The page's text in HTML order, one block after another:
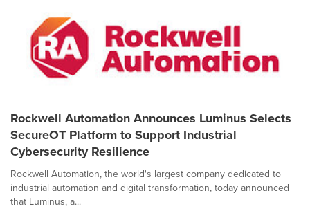
Rockwell Automation Announces Luminus Selects
SecureOT Platform to Support Industrial
Cybersecurity Resilience
Rockwell Automation, the world's largest company dedicated to
industrial automation and digital transformation, today announced
that Luminus, a...